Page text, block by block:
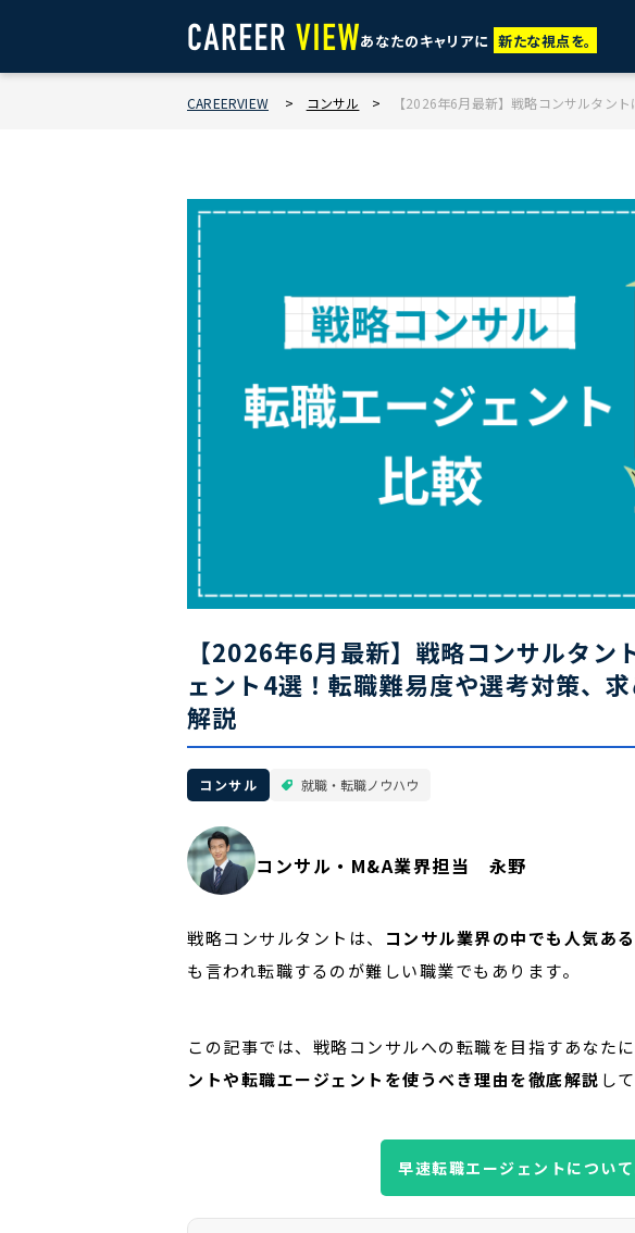
あなたのキャリアに 新たな視点を。
CAREERVIEW > コンサル > 【2026年6月最新】戦略コンサルタン
【2026年6月最新】戦略コンサルタン
ェント4選！転職難易度や選考対策、
解説
コンサル 就職・転職ノウハウ
コンサル・M&A業界担当 永野
戦略コンサルタントは、 コンサル業界の中でも人気あ
も言われ転職するのが難しい職業でもあります。
この記事では、戦略コンサルへの転職を目指すあなたに
ントや転職エージェントを使うべき理由を徹底解説 し
早速転職エージェントについ